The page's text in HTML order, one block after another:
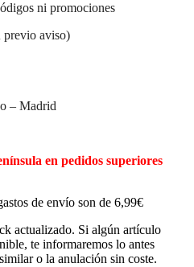
ni promociones
previo aviso)
– Madrid
en pedidos superiores
de envío son de 6,99€
actualizado. Si algún artículo
te informaremos lo antes
o la anulación sin coste.